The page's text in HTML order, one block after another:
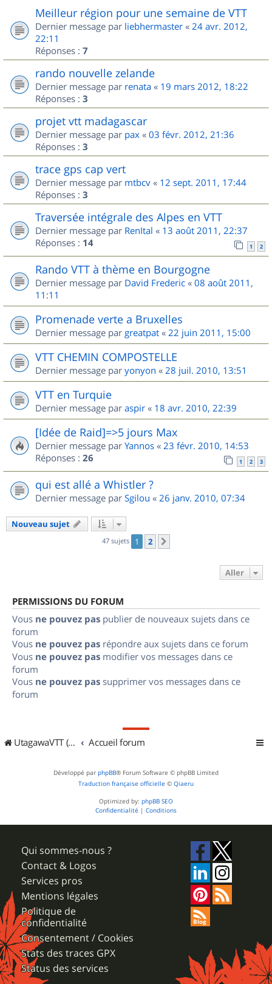
Meilleur région pour une semaine de VTT
Dernier message par liebhermaster « 24 avr. 2012,
22:11
Réponses : 7
rando nouvelle zelande
Dernier message par renata « 19 mars 2012, 18:22
Réponses : 3
projet vtt madagascar
Dernier message par pax « 03 févr. 2012, 21:36
Réponses : 3
trace gps cap vert
Dernier message par mtbcv « 12 sept. 2011, 17:44
Réponses : 3
Traversée intégrale des Alpes en VTT
Dernier message par RenItal « 13 août 2011, 22:37
Réponses : 14 1 2
Rando VTT à thème en Bourgogne
Dernier message par David Frederic « 08 août 2011,
11:11
Promenade verte a Bruxelles
Dernier message par greatpat « 22 juin 2011, 15:00
VTT CHEMIN COMPOSTELLE
Dernier message par yonyon « 28 juil. 2010, 13:51
VTT en Turquie
Dernier message par aspir « 18 avr. 2010, 22:39
[Idée de Raid]=>5 jours Max
Dernier message par Yannos « 23 févr. 2010, 14:53
Réponses : 26 1 2 3
qui est allé a Whistler ?
Dernier message par Sgilou « 26 janv. 2010, 07:34
Nouveau sujet
47 sujets 1 2
Aller
PERMISSIONS DU FORUM
Vous ne pouvez pas publier de nouveaux sujets dans ce
forum
Vous ne pouvez pas répondre aux sujets dans ce forum
Vous ne pouvez pas modifier vos messages dans ce
forum
Vous ne pouvez pas supprimer vos messages dans ce
forum
UtagawaVTT (Randos VTT et VTTAE avec traces GPS) Accueil forum
Développé par phpBB® Forum Software © phpBB Limited
Traduction française officielle © Qiaeru
Optimized by: phpBB SEO
Confidentialité | Conditions
Qui sommes-nous ?
Contact & Logos
Services pros
Mentions légales
Politique de
confidentialité
Consentement / Cookies
Stats des traces GPX
Status des services